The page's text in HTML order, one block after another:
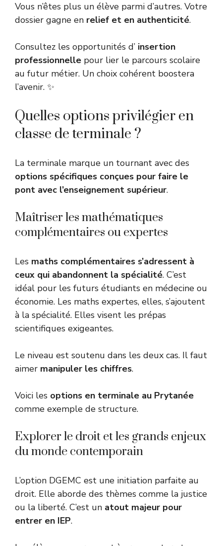
Vous n’êtes plus un élève parmi d’autres. Votre
dossier gagne en relief et en authenticité.
Consultez les opportunités d’ insertion
professionnelle pour lier le parcours scolaire
au futur métier. Un choix cohérent boostera
l’avenir. ✨
Quelles options privilégier en
classe de terminale ?
La terminale marque un tournant avec des
options spécifiques conçues pour faire le
pont avec l’enseignement supérieur.
Maîtriser les mathématiques
complémentaires ou expertes
Les maths complémentaires s’adressent à
ceux qui abandonnent la spécialité. C’est
idéal pour les futurs étudiants en médecine ou
économie. Les maths expertes, elles, s’ajoutent
à la spécialité. Elles visent les prépas
scientifiques exigeantes.
Le niveau est soutenu dans les deux cas. Il faut
aimer manipuler les chiffres.
Voici les options en terminale au Prytanée
comme exemple de structure.
Explorer le droit et les grands enjeux
du monde contemporain
L’option DGEMC est une initiation parfaite au
droit. Elle aborde des thèmes comme la justice
ou la liberté. C’est un atout majeur pour
entrer en IEP.